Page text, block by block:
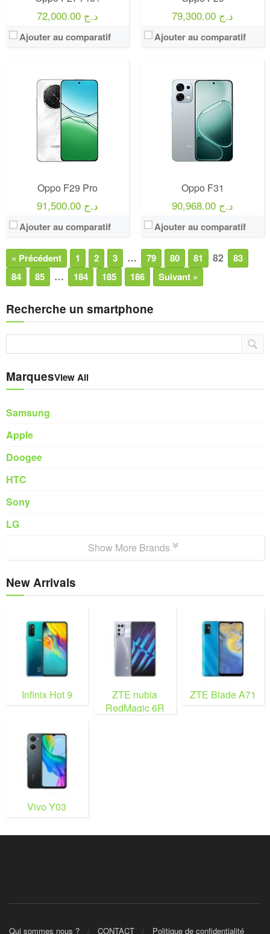
72,000.00 د.ج
Ajouter au comparatif
79,300.00 د.ج
Ajouter au comparatif
Oppo F29 Pro
91,500.00 د.ج
Ajouter au comparatif
Oppo F31
90,968.00 د.ج
Ajouter au comparatif
« Précédent 1 2 3 … 79 80 81 82
83
84
85 … 184 185 186 Suivant »
Recherche un smartphone
MarquesView All
Samsung
Apple
Doogee
HTC
Sony
LG
Show More Brands
New Arrivals
Infinix Hot 9
ZTE nubia
RedMagic 6R
ZTE Blade A71
Vivo Y03
Qui sommes nous ? CONTACT Politique de confidentialité